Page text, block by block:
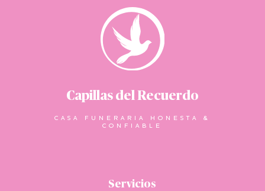
Capillas del Recuerdo
CASA FUNERARIA HONESTA &
CONFIABLE
Servicios